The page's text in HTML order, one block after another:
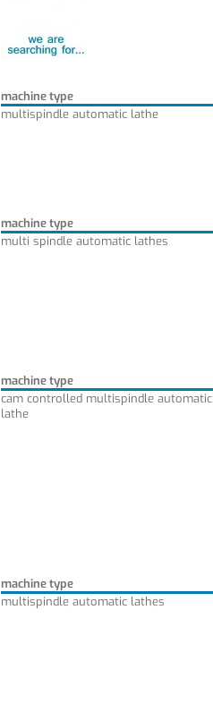
machine type
multispindle automatic lathe
machine type
multi spindle automatic lathes
machine type
cam controlled multispindle automatic
lathe
machine type
multispindle automatic lathes